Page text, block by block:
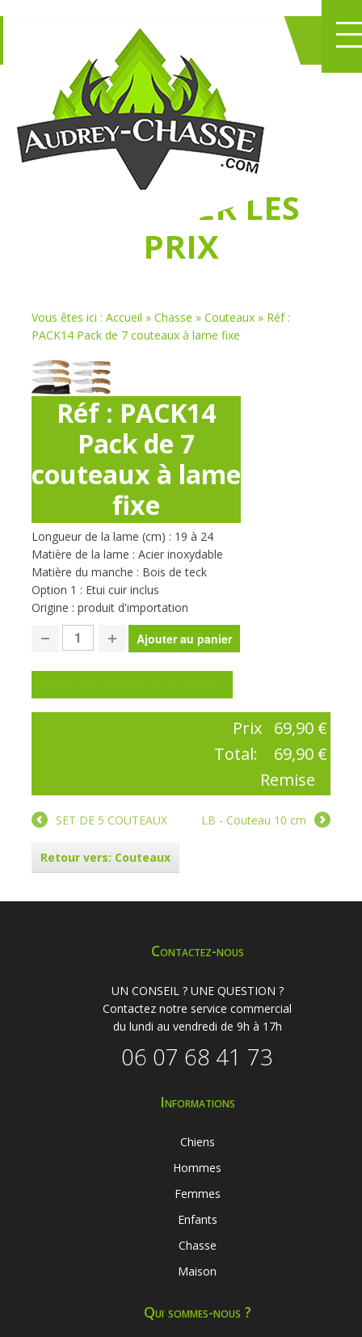
NE PERDEZ PLUS
DE TEMPS
CHASSER LES
PRIX
Vous êtes ici : Accueil » Chasse » Couteaux » Réf :
PACK14 Pack de 7 couteaux à lame fixe
Réf : PACK14
Pack de 7
couteaux à lame
fixe
Longueur de la lame (cm) : 19 à 24
Matière de la lame : Acier inoxydable
Matière du manche : Bois de teck
Option 1 : Etui cuir inclus
Origine : produit d'importation
Prix 69,90 €
Total:
69,90 €
Remise
LB - Couteau 10 cm
SET DE 5 COUTEAUX
Retour vers: Couteaux
Contactez-nous
UN CONSEIL ? UNE QUESTION ?
Contactez notre service commercial
du lundi au vendredi de 9h à 17h
06 07 68 41 73
Informations
Chiens
Hommes
Femmes
Enfants
Chasse
Maison
Qui sommes-nous ?